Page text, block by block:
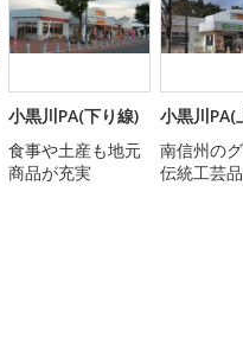
小黒川PA(下り線)
食事や土産も地元
商品が充実
小黒川PA(
南信州の
伝統工芸